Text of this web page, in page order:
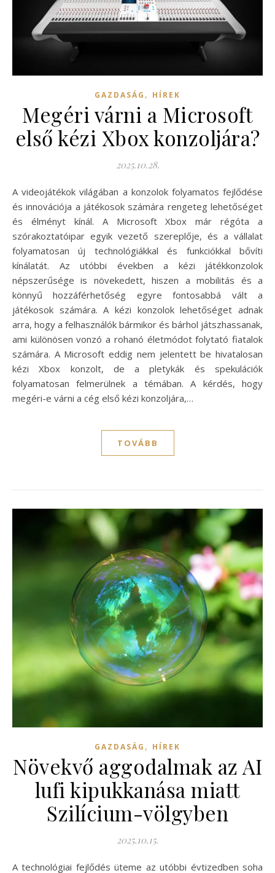
GAZDASÁG , HÍREK
Megéri várni a Microsoft
első kézi Xbox konzoljára?
2025.10.28.
A videojátékok világában a konzolok folyamatos fejlődése
és innovációja a játékosok számára rengeteg lehetőséget
és élményt kínál. A Microsoft Xbox már régóta a
szórakoztatóipar egyik vezető szereplője, és a vállalat
folyamatosan új technológiákkal és funkciókkal bővíti
kínálatát. Az utóbbi években a kézi játékkonzolok
népszerűsége is növekedett, hiszen a mobilitás és a
könnyű hozzáférhetőség egyre fontosabbá vált a
játékosok számára. A kézi konzolok lehetőséget adnak
arra, hogy a felhasználók bármikor és bárhol játszhassanak,
ami különösen vonzó a rohanó életmódot folytató fiatalok
számára. A Microsoft eddig nem jelentett be hivatalosan
kézi Xbox konzolt, de a pletykák és spekulációk
folyamatosan felmerülnek a témában. A kérdés, hogy
megéri-e várni a cég első kézi konzoljára,…
TOVÁBB
GAZDASÁG , HÍREK
Növekvő aggodalmak az AI
lufi kipukkanása miatt
Szilícium-völgyben
2025.10.15.
A technológiai fejlődés üteme az utóbbi évtizedben soha